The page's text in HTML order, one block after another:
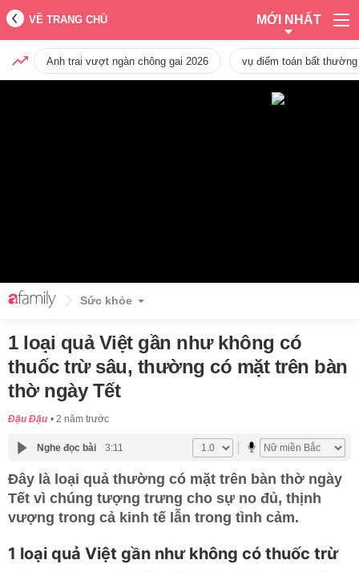
VỀ TRANG CHỦ MỚI NHẤT
Anh trai vượt ngàn chông gai 2026 vụ điểm toán bất
Sức khỏe
1 loại quả Việt gần như không có
thuốc trừ sâu, thường có mặt trên bàn
thờ ngày Tết
Đậu Đậu 2 năm trước
Nghe đọc bài 3:11
Đây là loại quả thường có mặt trên bàn thờ ngày
Tết vì chúng tượng trưng cho sự no đủ, thịnh
vượng trong cả kinh tế lẫn trong tình cảm.
1 loại quả Việt gần như không có thuốc trừ